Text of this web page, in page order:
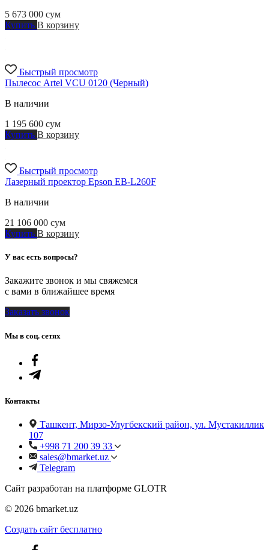
5 673 000 сум
Купить В корзину
Быстрый просмотр
Пылесос Artel VCU 0120 (Черный)
В наличии
1 195 600 сум
Купить В корзину
Быстрый просмотр
Лазерный проектор Epson EB-L260F
В наличии
21 106 000 сум
Купить В корзину
У вас есть вопросы?
Закажите звонок и мы свяжемся
с вами в ближайшее время
Заказать звонок
Мы в соц. сетях
Контакты
Ташкент, Мирзо-Улугбекский район, ул. Мустакиллик
107
+998 71 200 39 33
sales@bmarket.uz
Telegram
Сайт разработан на платформе GLOTR
© 2026 bmarket.uz
Создать cайт бесплатно